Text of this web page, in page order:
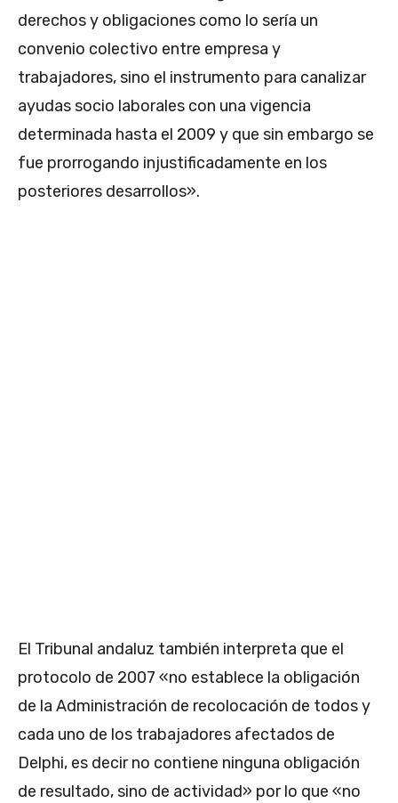
derechos y obligaciones como lo sería un
convenio colectivo entre empresa y
trabajadores, sino el instrumento para canalizar
ayudas socio laborales con una vigencia
determinada hasta el 2009 y que sin embargo se
fue prorrogando injustificadamente en los
posteriores desarrollos».
El Tribunal andaluz también interpreta que el
protocolo de 2007 «no establece la obligación
de la Administración de recolocación de todos y
cada uno de los trabajadores afectados de
Delphi, es decir no contiene ninguna obligación
de resultado, sino de actividad» por lo que «no